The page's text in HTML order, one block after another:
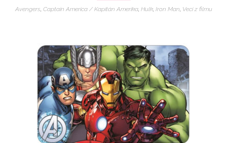
Avengers, Captain America / Kapitán Amerika, Hulk, Iron Man, Veci z filmu